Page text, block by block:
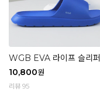
WGB EVA 라이프 슬리퍼
10,800원
리뷰 95